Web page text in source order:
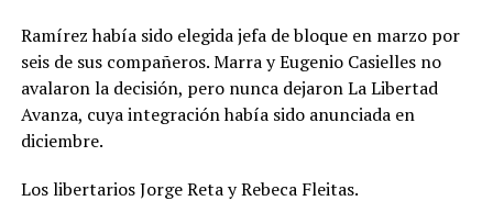
Ramírez había sido elegida jefa de bloque en marzo por
seis de sus compañeros. Marra y Eugenio Casielles no
avalaron la decisión, pero nunca dejaron La Libertad
Avanza, cuya integración había sido anunciada en
diciembre.
Los libertarios Jorge Reta y Rebeca Fleitas.